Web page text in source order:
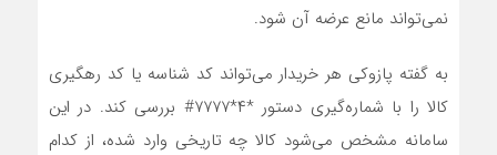
نمی‌تواند مانع عرضه آن شود.
به گفته پازوکی هر خریدار می‌تواند کد شناسه یا کد رهگیری
کالا را با شماره‌گیری دستور *۴*۷۷۷۷# بررسی کند. در این
سامانه مشخص می‌شود کالا چه تاریخی وارد شده، از کدام